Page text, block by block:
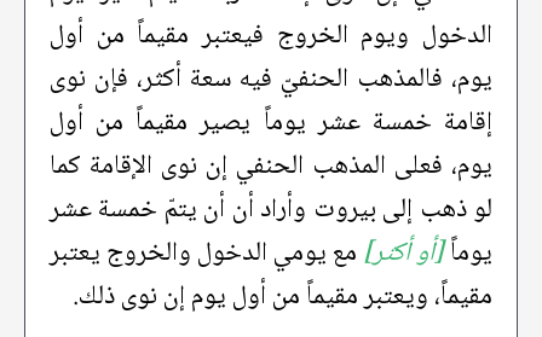
الدخول ويوم الخروج فيعتبر مقيماً من أول
يوم، فالمذهب الحنفيّ فيه سعة أكثر، فإن نوى
إقامة خمسة عشر يوماً يصير مقيماً من أول
يوم، فعلى المذهب الحنفي إن نوى الإقامة كما
لو ذهب إلى بيروت وأراد أن أن يتمّ خمسة عشر
يوماً[أو أكثر]مع يومي الدخول والخروج يعتبر
مقيماً، ويعتبر مقيماً من أول يوم إن نوى ذلك.